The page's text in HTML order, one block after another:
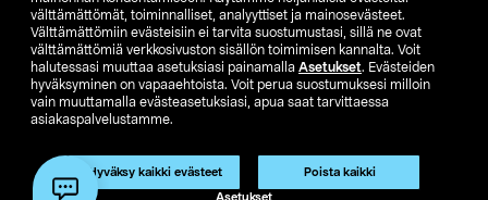
välttämättömät, toiminnalliset, analyyttiset ja mainosevästeet.
Välttämättömiin evästeisiin ei tarvita suostumustasi, sillä ne ovat
välttämättömiä verkkosivuston sisällön toimimisen kannalta. Voit
halutessasi muuttaa asetuksiasi painamalla Asetukset. Evästeiden
hyväksyminen on vapaaehtoista. Voit perua suostumuksesi milloin
vain muuttamalla evästeasetuksiasi, apua saat tarvittaessa
asiakaspalvelustamme.
Hyväksy kaikki evästeet Poista kaikki
Asetukset
FI SV
Club Clas Ostoehdot
Tietosuojaseloste